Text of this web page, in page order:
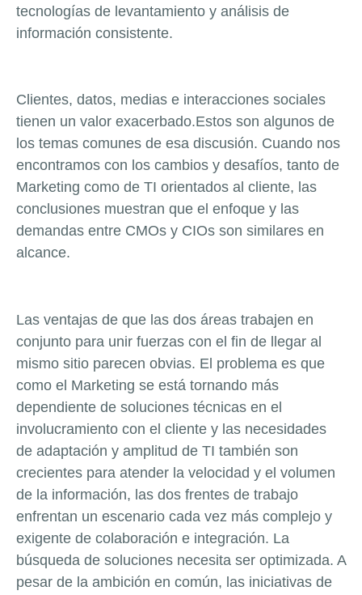
tecnologías de levantamiento y análisis de
información consistente.
Clientes, datos, medias e interacciones sociales
tienen un valor exacerbado.Estos son algunos de
los temas comunes de esa discusión. Cuando nos
encontramos con los cambios y desafíos, tanto de
Marketing como de TI orientados al cliente, las
conclusiones muestran que el enfoque y las
demandas entre CMOs y CIOs son similares en
alcance.
Las ventajas de que las dos áreas trabajen en
conjunto para unir fuerzas con el fin de llegar al
mismo sitio parecen obvias. El problema es que
como el Marketing se está tornando más
dependiente de soluciones técnicas en el
involucramiento con el cliente y las necesidades
de adaptación y amplitud de TI también son
crecientes para atender la velocidad y el volumen
de la información, las dos frentes de trabajo
enfrentan un escenario cada vez más complejo y
exigente de colaboración e integración. La
búsqueda de soluciones necesita ser optimizada. A
pesar de la ambición en común, las iniciativas de